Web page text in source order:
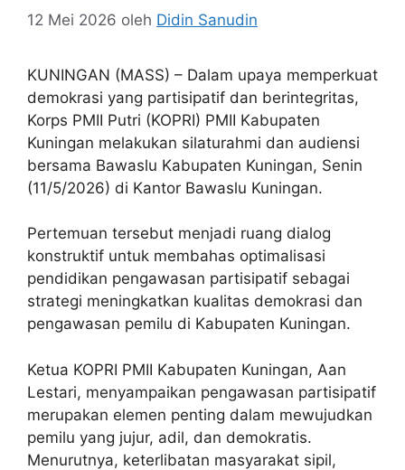
12 Mei 2026 oleh Didin Sanudin
KUNINGAN (MASS) – Dalam upaya memperkuat
demokrasi yang partisipatif dan berintegritas,
Korps PMII Putri (KOPRI) PMII Kabupaten
Kuningan melakukan silaturahmi dan audiensi
bersama Bawaslu Kabupaten Kuningan, Senin
(11/5/2026) di Kantor Bawaslu Kuningan.
Pertemuan tersebut menjadi ruang dialog
konstruktif untuk membahas optimalisasi
pendidikan pengawasan partisipatif sebagai
strategi meningkatkan kualitas demokrasi dan
pengawasan pemilu di Kabupaten Kuningan.
Ketua KOPRI PMII Kabupaten Kuningan, Aan
Lestari, menyampaikan pengawasan partisipatif
merupakan elemen penting dalam mewujudkan
pemilu yang jujur, adil, dan demokratis.
Menurutnya, keterlibatan masyarakat sipil,